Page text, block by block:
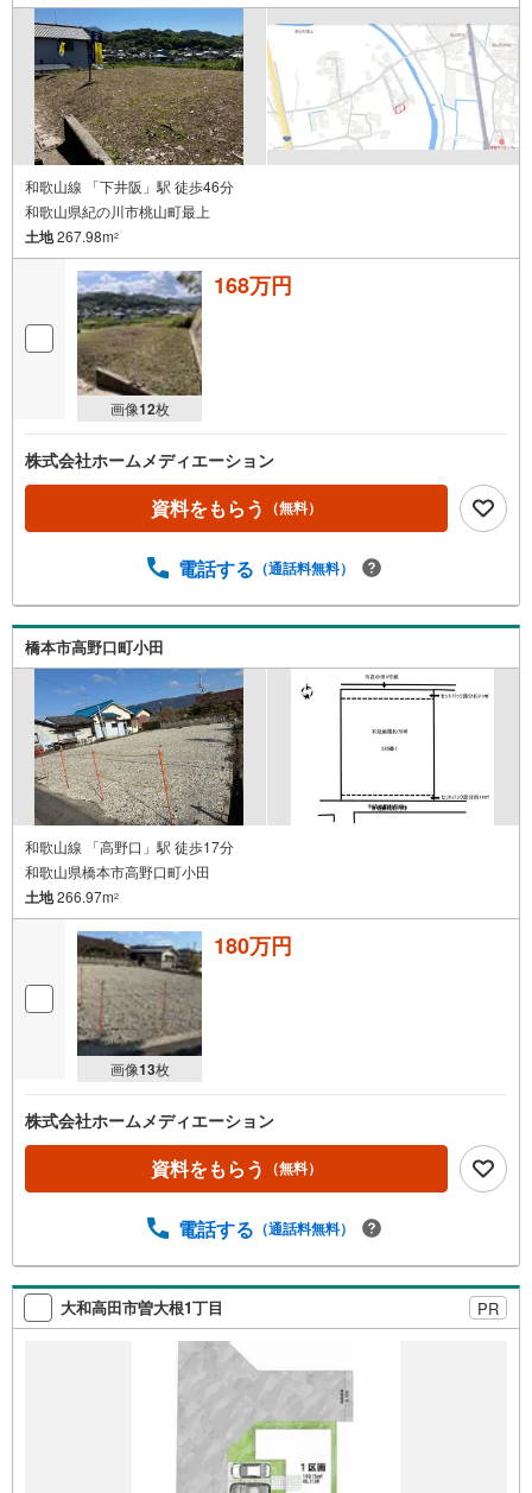
和歌山線 「下井阪」駅 徒歩46分
和歌山県紀の川市桃山町最上
土地267.98m2
画像12枚
168万円
株式会社ホームメディエーション
資料をもらう （無料）
電話する （通話料無料）
橋本市高野口町小田
和歌山線 「高野口」駅 徒歩17分
和歌山県橋本市高野口町小田
土地266.97m2
画像13枚
180万円
株式会社ホームメディエーション
資料をもらう （無料）
電話する （通話料無料）
大和高田市曽大根1丁目 PR